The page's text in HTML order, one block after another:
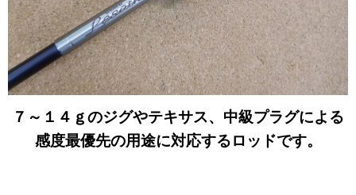
７～１４ｇのジグやテキサス、中級プラグによる
感度最優先の用途に対応するロッドです。